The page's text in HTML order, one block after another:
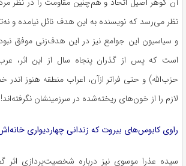
نظر می‌رسد که نویسنده به این هدف نائل نیامده و
و سیاسیون این جوامع نیز در این هدف‌زنی موفق
است که پس از گذران پنجاه سال از این اثر،
حزب‌الله) و حتی فراتر ازآن، اعراب منطقه هنوز
لازم را از خون‌های ریخته‌شده در سرزمینشان نگرفته‌اند!
راوی کابوس‌های بیروت که زندانی چهاردیواری
سیده عذرا موسوی نیز درباره شخصیت‌پردازی